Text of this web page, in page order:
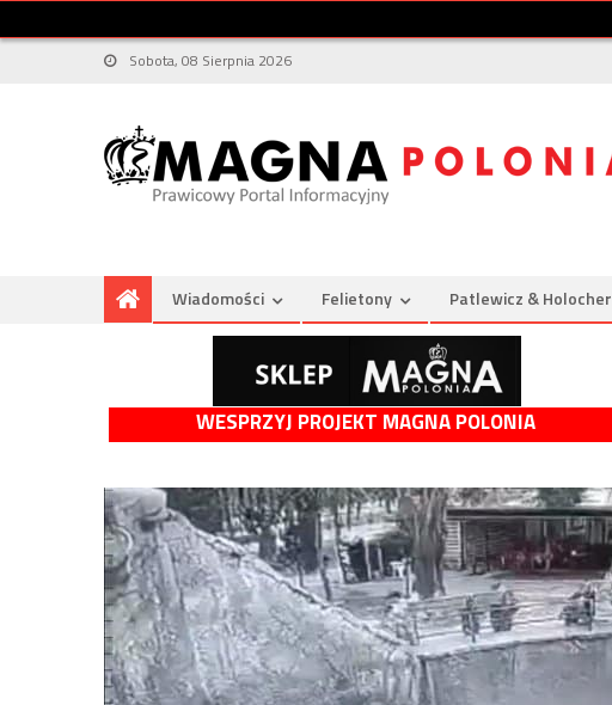
Sobota, 08 Sierpnia 2026
Wiadomości Felietony Patlewicz & Holocher
WESPRZYJ PROJEKT MAGNA POLONIA